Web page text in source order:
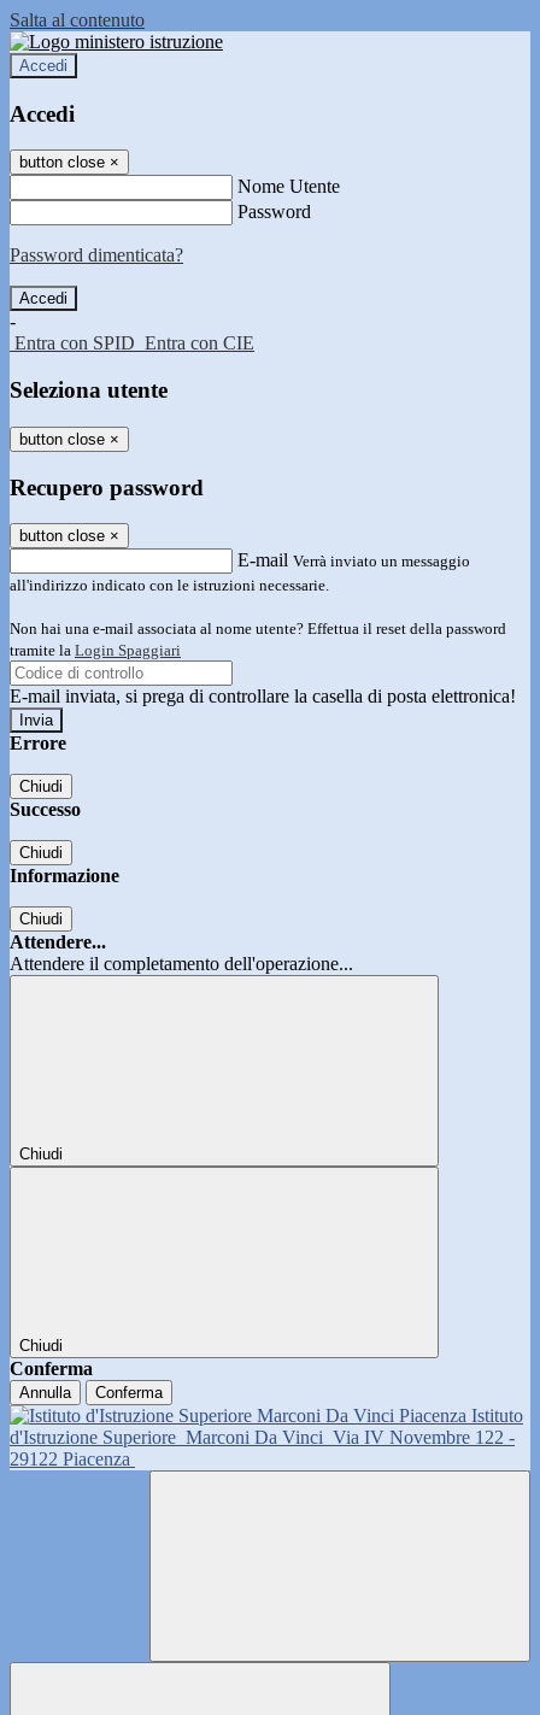
Salta al contenuto
Accedi
Accedi
button close ×
Nome Utente
Password
Password dimenticata?
-
Entra con SPID Entra con CIE
Seleziona utente
button close ×
Recupero password
button close ×
E-mail Verrà inviato un messaggio
all'indirizzo indicato con le istruzioni necessarie.
Non hai una e-mail associata al nome utente? Effettua il reset della password
tramite la Login Spaggiari
E-mail inviata, si prega di controllare la casella di posta elettronica!
Errore
Chiudi
Successo
Chiudi
Informazione
Chiudi
Attendere...
Attendere il completamento dell'operazione...
Chiudi
Chiudi
Conferma
Annulla Conferma
Istituto
d'Istruzione Superiore Marconi Da Vinci Via IV Novembre 122 -
29122 Piacenza